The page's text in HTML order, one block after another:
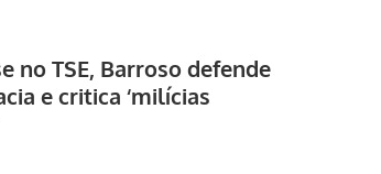
no TSE, Barroso defende
e critica ‘milícias